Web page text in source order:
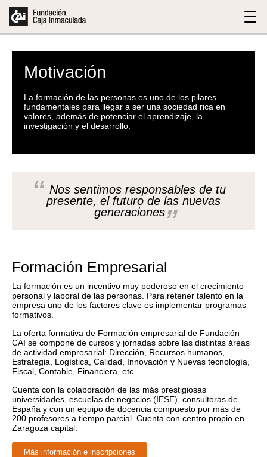
Motivación
La formación de las personas es uno de los pilares
fundamentales para llegar a ser una sociedad rica en
valores, además de potenciar el aprendizaje, la
investigación y el desarrollo.
Nos sentimos responsables de tu
presente, el futuro de las nuevas
generaciones
Formación Empresarial
La formación es un incentivo muy poderoso en el crecimiento
personal y laboral de las personas. Para retener talento en la
empresa uno de los factores clave es implementar programas
formativos.
La oferta formativa de Formación empresarial de Fundación
CAI se compone de cursos y jornadas sobre las distintas áreas
de actividad empresarial: Dirección, Recursos humanos,
Estrategia, Logística, Calidad, Innovación y Nuevas tecnología,
Fiscal, Contable, Financiera, etc.
Cuenta con la colaboración de las más prestigiosas
universidades, escuelas de negocios (IESE), consultoras de
España y con un equipo de docencia compuesto por más de
200 profesores a tiempo parcial. Cuenta con centro propio en
Zaragoza capital.
Más información e inscripciones